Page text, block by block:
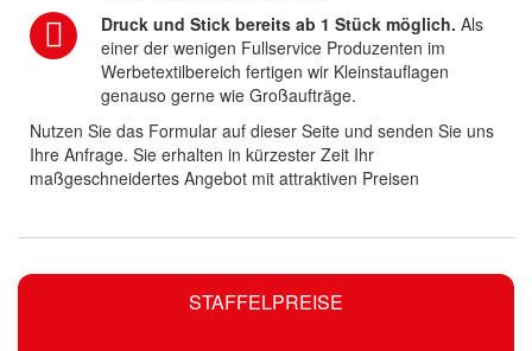
STAFFELPREISE
Druck und Stick bereits ab 1 Stück möglich. Als
einer der wenigen Fullservice Produzenten im
Werbetextilbereich fertigen wir Kleinstauflagen
genauso gerne wie Großaufträge.
Nutzen Sie das Formular auf dieser Seite und senden Sie uns
Ihre Anfrage. Sie erhalten in kürzester Zeit Ihr
maßgeschneidertes Angebot mit attraktiven Preisen